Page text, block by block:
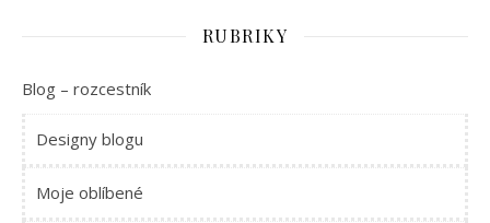
RUBRIKY
Blog – rozcestník
Designy blogu
Moje oblíbené